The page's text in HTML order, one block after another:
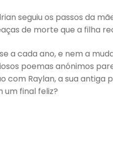
seguiu os passos da
de morte que a filha
a cada ano, e nem a
poemas anónimos
com Raylan, a sua antiga
um final feliz?